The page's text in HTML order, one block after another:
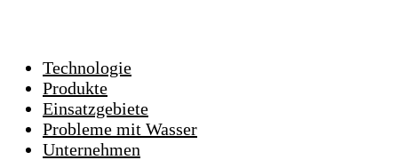
Technologie
Produkte
Einsatzgebiete
Probleme mit Wasser
Unternehmen